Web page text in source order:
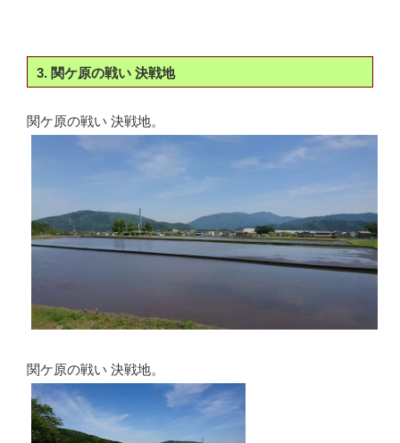
3. 関ケ原の戦い 決戦地
関ケ原の戦い 決戦地。
関ケ原の戦い 決戦地。